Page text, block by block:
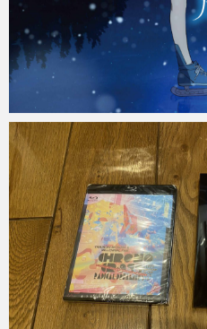
Micchan 2021年12月22日